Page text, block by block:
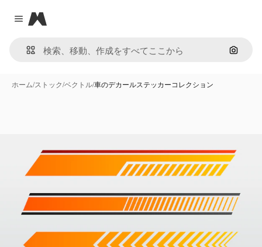
Close menu
Magnific
画像で
ホーム/ストック/ベクトル/車のデカールステッカーコレクション